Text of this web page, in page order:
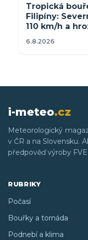
Tropická
Filipíny:
110 km/h a
6.8.2026
i-meteo.cz
Meteorologický
v ČR a na Slovensku.
předpověď výroby
RUBRIKY
Počasí
Bouřky a tornáda
Podnebí a klima